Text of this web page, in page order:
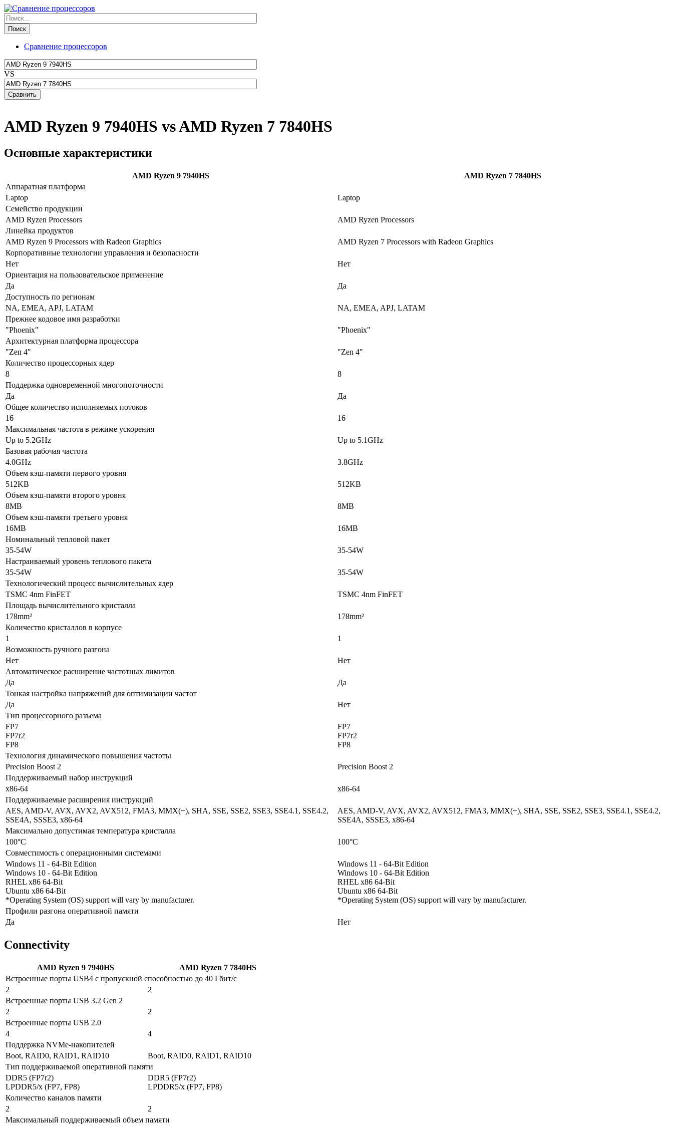
Сравнение процессоров
VS
AMD Ryzen 9 7940HS vs AMD Ryzen 7 7840HS
Основные характеристики
AMD Ryzen 9 7940HS
AMD Ryzen 7 7840HS
Аппаратная платформа
Laptop
Laptop
Семейство продукции
AMD Ryzen Processors
AMD Ryzen Processors
Линейка продуктов
AMD Ryzen 9 Processors with Radeon Graphics
AMD Ryzen 7 Processors with Radeon Graphics
Корпоративные технологии управления и безопасности
Нет
Нет
Ориентация на пользовательское применение
Да
Да
Доступность по регионам
NA, EMEA, APJ, LATAM
NA, EMEA, APJ, LATAM
Прежнее кодовое имя разработки
"Phoenix"
"Phoenix"
Архитектурная платформа процессора
"Zen 4"
"Zen 4"
Количество процессорных ядер
8
8
Поддержка одновременной многопоточности
Да
Да
Общее количество исполняемых потоков
16
16
Максимальная частота в режиме ускорения
Up to 5.2GHz
Up to 5.1GHz
Базовая рабочая частота
4.0GHz
3.8GHz
Объем кэш-памяти первого уровня
512KB
512KB
Объем кэш-памяти второго уровня
8MB
8MB
Объем кэш-памяти третьего уровня
16MB
16MB
Номинальный тепловой пакет
35-54W
35-54W
Настраиваемый уровень теплового пакета
35-54W
35-54W
Технологический процесс вычислительных ядер
TSMC 4nm FinFET
TSMC 4nm FinFET
Площадь вычислительного кристалла
178mm²
178mm²
Количество кристаллов в корпусе
1
1
Возможность ручного разгона
Нет
Нет
Автоматическое расширение частотных лимитов
Да
Да
Тонкая настройка напряжений для оптимизации частот
Да
Нет
Тип процессорного разъема
FP7
FP7r2
FP8
FP7
FP7r2
FP8
Технология динамического повышения частоты
Precision Boost 2
Precision Boost 2
Поддерживаемый набор инструкций
x86-64
x86-64
Поддерживаемые расширения инструкций
AES, AMD-V, AVX, AVX2, AVX512, FMA3, MMX(+), SHA, SSE, SSE2, SSE3, SSE4.1, SSE4.2,
SSE4A, SSSE3, x86-64
AES, AMD-V, AVX, AVX2, AVX512, FMA3, MMX(+), SHA, SSE, SSE2, SSE3, SSE4.1, SSE4.2,
SSE4A, SSSE3, x86-64
Максимально допустимая температура кристалла
100°C
100°C
Совместимость с операционными системами
Windows 11 - 64-Bit Edition
Windows 10 - 64-Bit Edition
RHEL x86 64-Bit
Ubuntu x86 64-Bit
*Operating System (OS) support will vary by manufacturer.
Windows 11 - 64-Bit Edition
Windows 10 - 64-Bit Edition
RHEL x86 64-Bit
Ubuntu x86 64-Bit
*Operating System (OS) support will vary by manufacturer.
Профили разгона оперативной памяти
Да
Нет
Connectivity
AMD Ryzen 9 7940HS
AMD Ryzen 7 7840HS
Встроенные порты USB4 с пропускной способностью до 40 Гбит/с
2
2
Встроенные порты USB 3.2 Gen 2
2
2
Встроенные порты USB 2.0
4
4
Поддержка NVMe-накопителей
Boot, RAID0, RAID1, RAID10
Boot, RAID0, RAID1, RAID10
Тип поддерживаемой оперативной памяти
DDR5 (FP7r2)
LPDDR5/x (FP7, FP8)
DDR5 (FP7r2)
LPDDR5/x (FP7, FP8)
Количество каналов памяти
2
2
Максимальный поддерживаемый объем памяти